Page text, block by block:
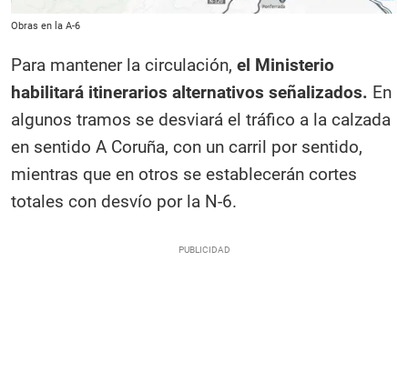
Obras en la A-6
Para mantener la circulación, el Ministerio
habilitará itinerarios alternativos señalizados. En
algunos tramos se desviará el tráfico a la calzada
en sentido A Coruña, con un carril por sentido,
mientras que en otros se establecerán cortes
totales con desvío por la N-6.